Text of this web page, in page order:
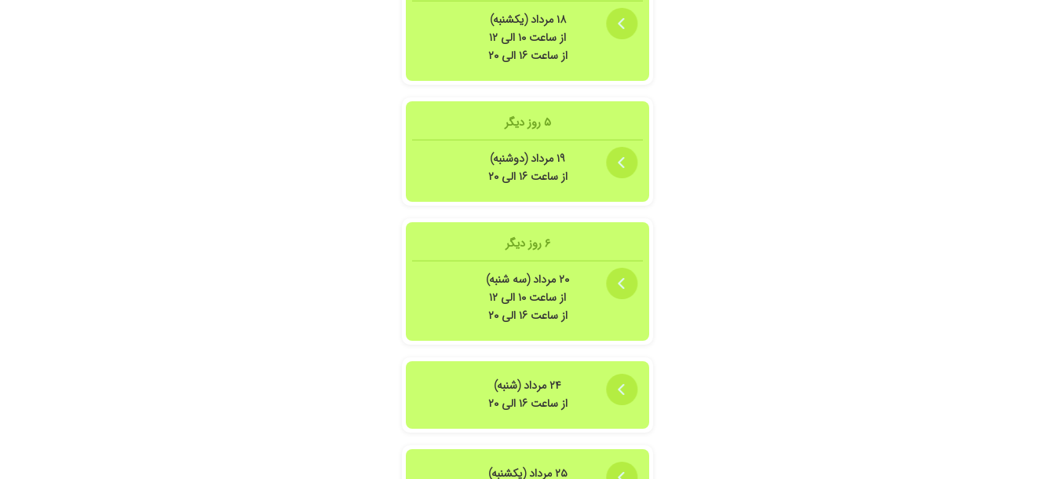
۱۸ مرداد (یکشنبه)
از ساعت ۱۰ الی ۱۲
از ساعت ۱۶ الی ۲۰
۵ روز دیگر
۱۹ مرداد (دوشنبه)
از ساعت ۱۶ الی ۲۰
۶ روز دیگر
۲۰ مرداد (سه شنبه)
از ساعت ۱۰ الی ۱۲
از ساعت ۱۶ الی ۲۰
۲۴ مرداد (شنبه)
از ساعت ۱۶ الی ۲۰
۲۵ مرداد (یکشنبه)